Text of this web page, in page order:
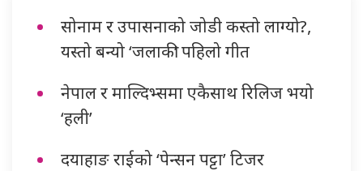
सोनाम र उपासनाको जोडी कस्तो लाग्यो?,
यस्तो बन्यो ‘जलाकी’ पहिलो गीत
नेपाल र माल्दिभ्समा एकैसाथ रिलिज भयो
‘हली’
दयाहाङ राईको ‘पेन्सन पट्टा’ टिजर